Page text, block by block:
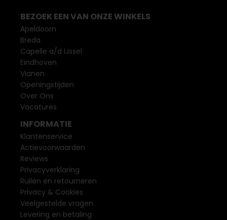
BEZOEK EEN VAN ONZE WINKELS
Apeldoorn
Breda
Capelle a/d IJssel
Eindhoven
Vianen
Openingstijden
Over Ons
Vacatures
INFORMATIE
Klantenservice
Actievoorwaarden
Reviews
Privacyverklaring
Ruilen en retourneren
Privacy & Cookies
Veelgestelde vragen
Levering en betaling